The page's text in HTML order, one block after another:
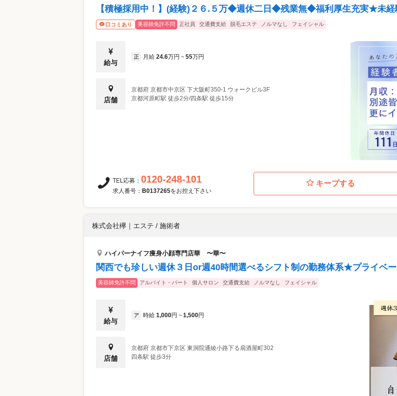
【積極採用中！】(経験)２６.５万◆週休二日◆残業無◆福利厚生充実★未経
口コミあり 美容師免許不問 正社員 交通費支給 脱毛エステ ノルマなし フェイシャル
給与
正 月給 24.6万円 ~ 55万円
店舗
京都府 京都市中京区 下大阪町350-1 ウォークビル3F
京都河原町駅 徒歩2分/四条駅 徒歩15分
キープする
TEL応募： 0120-248-101
求人番号： B0137265をお控え下さい
株式会社欅 ｜ エステ / 施術者
ハイパーナイフ痩身小顔専門店華 〜華〜
関西でも珍しい週休３日or週40時間選べるシフト制の勤務体系★プライベ
美容師免許不問 アルバイト・パート 個人サロン 交通費支給 ノルマなし フェイシャル
給与
ア 時給 1,000円 ~ 1,500円
店舗
京都府 京都市下京区 東洞院通綾小路下る扇酒屋町302
四条駅 徒歩3分